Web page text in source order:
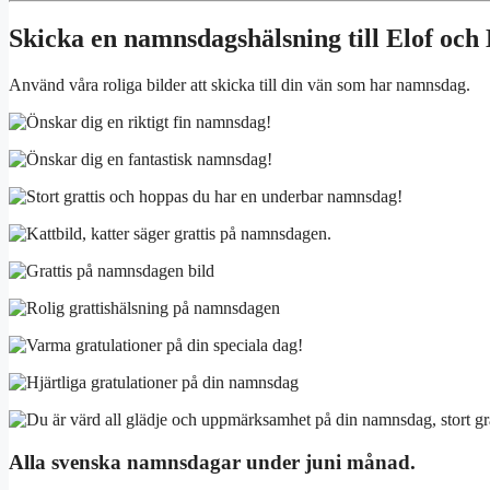
Skicka en namnsdagshälsning till Elof och
Använd våra roliga bilder att skicka till din vän som har namnsdag.
Alla svenska namnsdagar under juni månad.